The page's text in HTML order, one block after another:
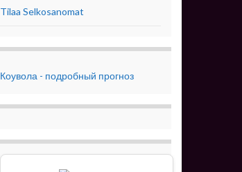
Tilaa Selkosanomat
Коувола - подробный прогноз